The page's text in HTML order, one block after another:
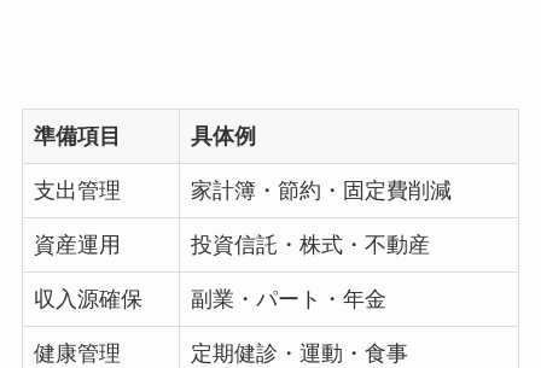
準備項目 具体例
支出管理 家計簿・節約・固定費削減
資産運用 投資信託・株式・不動産
収入源確保 副業・パート・年金
健康管理 定期健診・運動・食事